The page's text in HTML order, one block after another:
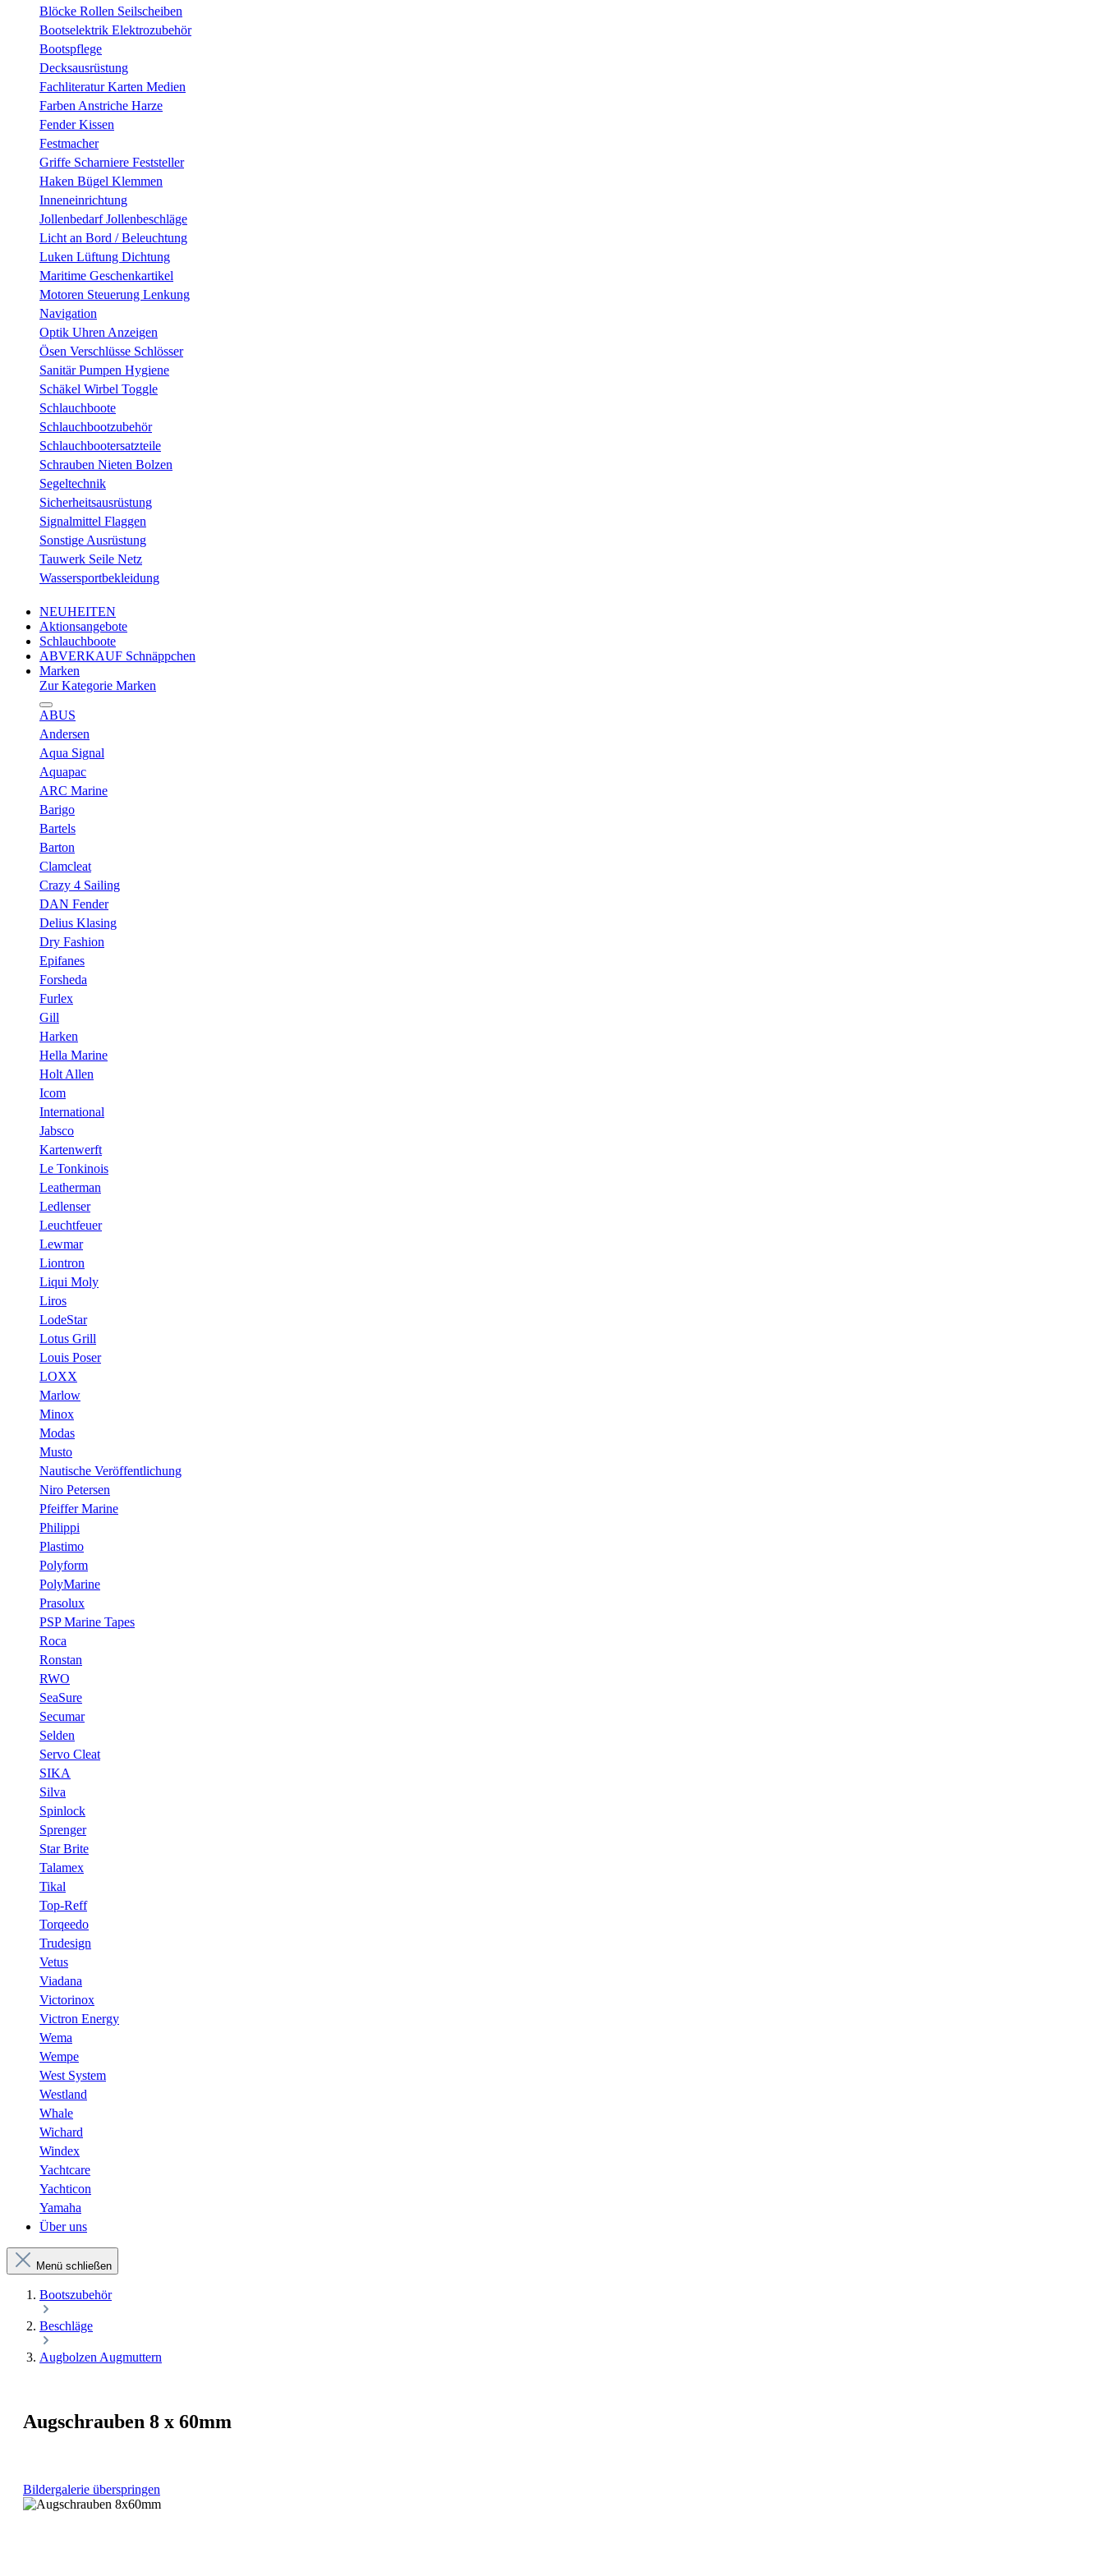
Blöcke Rollen Seilscheiben
Bootselektrik Elektrozubehör
Bootspflege
Decksausrüstung
Fachliteratur Karten Medien
Farben Anstriche Harze
Fender Kissen
Festmacher
Griffe Scharniere Feststeller
Haken Bügel Klemmen
Inneneinrichtung
Jollenbedarf Jollenbeschläge
Licht an Bord / Beleuchtung
Luken Lüftung Dichtung
Maritime Geschenkartikel
Motoren Steuerung Lenkung
Navigation
Optik Uhren Anzeigen
Ösen Verschlüsse Schlösser
Sanitär Pumpen Hygiene
Schäkel Wirbel Toggle
Schlauchboote
Schlauchbootzubehör
Schlauchbootersatzteile
Schrauben Nieten Bolzen
Segeltechnik
Sicherheitsausrüstung
Signalmittel Flaggen
Sonstige Ausrüstung
Tauwerk Seile Netz
Wassersportbekleidung
NEUHEITEN
Aktionsangebote
Schlauchboote
ABVERKAUF Schnäppchen
Marken
Zur Kategorie Marken
ABUS
Andersen
Aqua Signal
Aquapac
ARC Marine
Barigo
Bartels
Barton
Clamcleat
Crazy 4 Sailing
DAN Fender
Delius Klasing
Dry Fashion
Epifanes
Forsheda
Furlex
Gill
Harken
Hella Marine
Holt Allen
Icom
International
Jabsco
Kartenwerft
Le Tonkinois
Leatherman
Ledlenser
Leuchtfeuer
Lewmar
Liontron
Liqui Moly
Liros
LodeStar
Lotus Grill
Louis Poser
LOXX
Marlow
Minox
Modas
Musto
Nautische Veröffentlichung
Niro Petersen
Pfeiffer Marine
Philippi
Plastimo
Polyform
PolyMarine
Prasolux
PSP Marine Tapes
Roca
Ronstan
RWO
SeaSure
Secumar
Selden
Servo Cleat
SIKA
Silva
Spinlock
Sprenger
Star Brite
Talamex
Tikal
Top-Reff
Torqeedo
Trudesign
Vetus
Viadana
Victorinox
Victron Energy
Wema
Wempe
West System
Westland
Whale
Wichard
Windex
Yachtcare
Yachticon
Yamaha
Über uns
Menü schließen
Bootszubehör
Beschläge
Augbolzen Augmuttern
Augschrauben 8 x 60mm
Bildergalerie überspringen